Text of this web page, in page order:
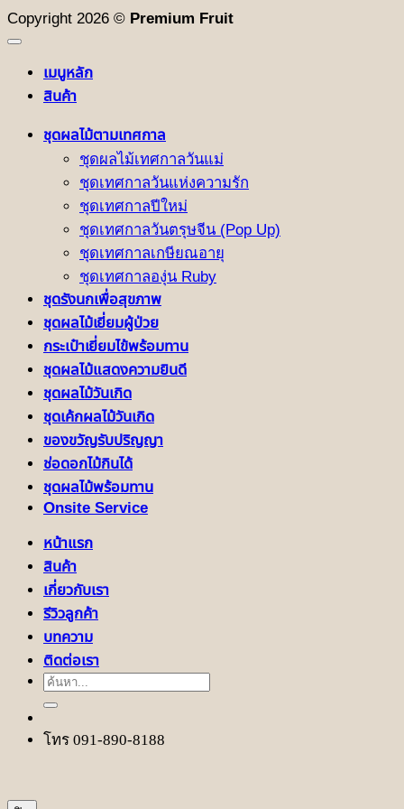
Copyright 2026 © Premium Fruit
เมนูหลัก
สินค้า
ชุดผลไม้ตามเทศกาล
ชุดผลไม้เทศกาลวันแม่
ชุดเทศกาลวันแห่งความรัก
ชุดเทศกาลปีใหม่
ชุดเทศกาลวันตรุษจีน (Pop Up)
ชุดเทศกาลเกษียณอายุ
ชุดเทศกาลองุ่น Ruby
ชุดรังนกเพื่อสุขภาพ
ชุดผลไม้เยี่ยมผู้ป่วย
กระเป๋าเยี่ยมไข้พร้อมทาน
ชุดผลไม้แสดงความยินดี
ชุดผลไม้วันเกิด
ชุดเค้กผลไม้วันเกิด
ของขวัญรับปริญญา
ช่อดอกไม้กินได้
ชุดผลไม้พร้อมทาน
Onsite Service
หน้าแรก
สินค้า
เกี่ยวกับเรา
รีวิวลูกค้า
บทความ
ติดต่อเรา
ค้นหา:
โทร 091-890-8188